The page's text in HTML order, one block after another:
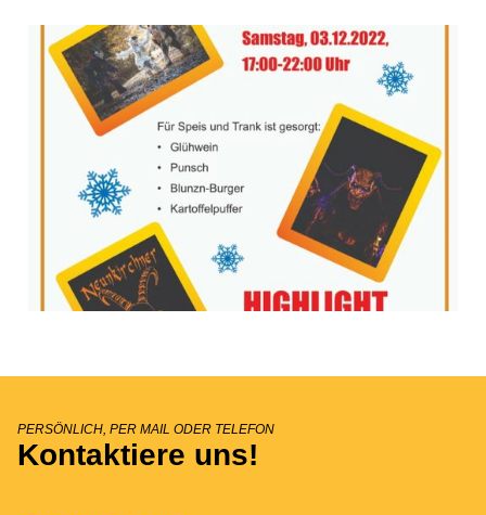
PERSÖNLICH, PER MAIL ODER TELEFON
Kontaktiere uns!